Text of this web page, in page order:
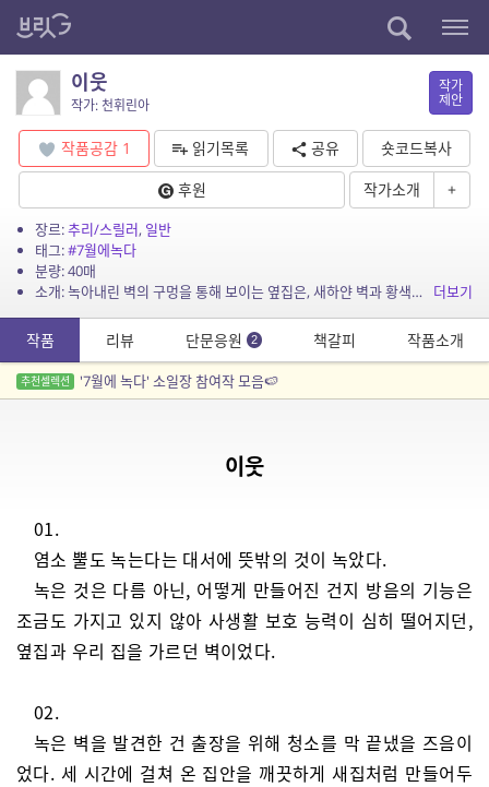
이웃
작가: 천휘린아
작가
제안
작품공감 1 읽기목록 공유
숏코드복사
후원
작가소개 +
장르:추리/스릴러, 일반
태그:#7월에녹다
분량: 40매
소개: 녹아내린 벽의 구멍을 통해 보이는 옆집은, 새하얀 벽과 황색의 낡은 바닥 장판 곳곳에 검붉은 피가 낭자하게 뿌려져 있는, 누가 봐도 완벽한 모습의 ‘살인사건 현장’이었다. (...
더보기
작품 리뷰 단문응원 2 책갈피 작품소개
추천셀렉션 '7월에 녹다' 소일장 참여작 모음🍉
이웃
01.
염소 뿔도 녹는다는 대서에 뜻밖의 것이 녹았다.
녹은 것은 다름 아닌, 어떻게 만들어진 건지 방음의 기능은
조금도 가지고 있지 않아 사생활 보호 능력이 심히 떨어지던,
옆집과 우리 집을 가르던 벽이었다.
02.
녹은 벽을 발견한 건 출장을 위해 청소를 막 끝냈을 즈음이
었다. 세 시간에 걸쳐 온 집안을 깨끗하게 새집처럼 만들어두